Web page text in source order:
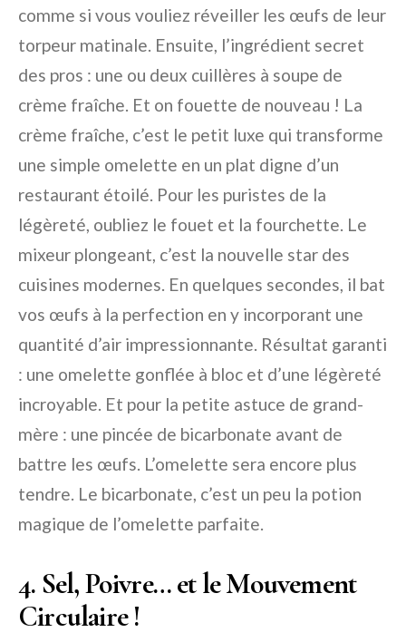
comme si vous vouliez réveiller les œufs de leur
torpeur matinale. Ensuite, l’ingrédient secret
des pros : une ou deux cuillères à soupe de
crème fraîche. Et on fouette de nouveau ! La
crème fraîche, c’est le petit luxe qui transforme
une simple omelette en un plat digne d’un
restaurant étoilé. Pour les puristes de la
légèreté, oubliez le fouet et la fourchette. Le
mixeur plongeant, c’est la nouvelle star des
cuisines modernes. En quelques secondes, il bat
vos œufs à la perfection en y incorporant une
quantité d’air impressionnante. Résultat garanti
: une omelette gonflée à bloc et d’une légèreté
incroyable. Et pour la petite astuce de grand-
mère : une pincée de bicarbonate avant de
battre les œufs. L’omelette sera encore plus
tendre. Le bicarbonate, c’est un peu la potion
magique de l’omelette parfaite.
4. Sel, Poivre… et le Mouvement
Circulaire !